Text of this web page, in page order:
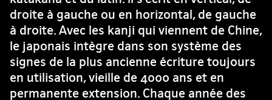
droite à gauche ou en horizontal, de gauche
à droite. Avec les kanji qui viennent de Chine,
le japonais intègre dans son système des
signes de la plus ancienne écriture toujours
en utilisation, vieille de 4000 ans et en
permanente extension. Chaque année des